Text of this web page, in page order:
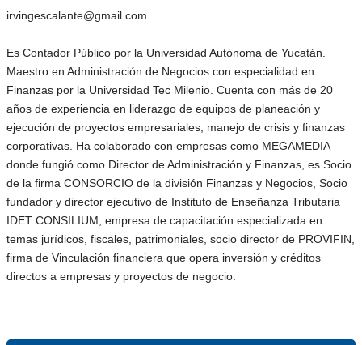
irvingescalante@gmail.com
Es Contador Público por la Universidad Autónoma de Yucatán.
Maestro en Administración de Negocios con especialidad en
Finanzas por la Universidad Tec Milenio. Cuenta con más de 20
años de experiencia en liderazgo de equipos de planeación y
ejecución de proyectos empresariales, manejo de crisis y finanzas
corporativas. Ha colaborado con empresas como MEGAMEDIA
donde fungió como Director de Administración y Finanzas, es Socio
de la firma CONSORCIO de la división Finanzas y Negocios, Socio
fundador y director ejecutivo de Instituto de Enseñanza Tributaria
IDET CONSILIUM, empresa de capacitación especializada en
temas jurídicos, fiscales, patrimoniales, socio director de PROVIFIN,
firma de Vinculación financiera que opera inversión y créditos
directos a empresas y proyectos de negocio.